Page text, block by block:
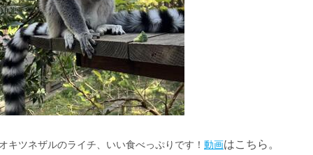
キツネザルのライチ、いい食べっぷりです！ 動画はこちら。